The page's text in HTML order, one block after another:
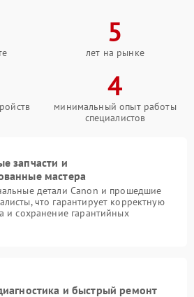
5
лет на рынке
4
минимальный опыт работы
специалистов
запчасти и
мастера
детали Canon и прошедшие
что гарантирует корректную
и сохранение гарантийных
и быстрый ремонт